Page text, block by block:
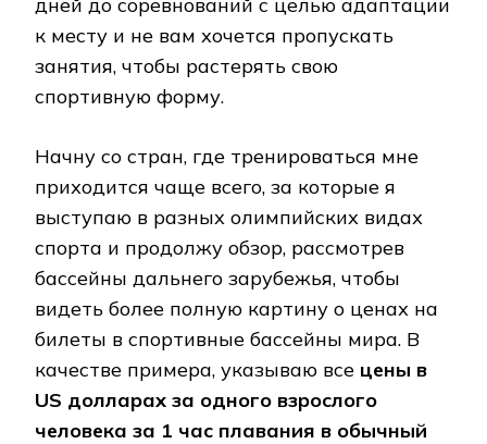
к месту и не вам хочется пропускать
занятия, чтобы растерять свою
спортивную форму.
Начну со стран, где тренироваться мне
приходится чаще всего, за которые я
выступаю в разных олимпийских видах
спорта и продолжу обзор, рассмотрев
бассейны дальнего зарубежья, чтобы
видеть более полную картину о ценах на
билеты в спортивные бассейны мира. В
качестве примера, указываю все цены в
US долларах за одного взрослого
человека за 1 час плавания в обычный